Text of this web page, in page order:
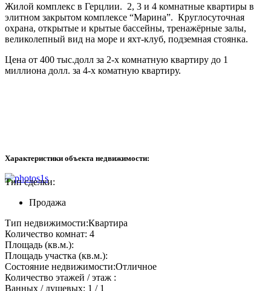
Жилой комплекс в Герцлии. 2, 3 и 4 комнатные квартиры в
элитном закрытом комплексе “Марина”. Круглосуточная
охрана, открытые и крытые бассейны, тренажёрные залы,
великолепный вид на море и яхт-клуб, подземная стоянка.
Цена от 400 тыс.долл за 2-х комнатную квартиру до 1
миллиона долл. за 4-х коматную квартиру.
Характеристики объекта недвижимости:
Тип сделки:
Продажа
Тип недвижимости:Квартира
Количество комнат: 4
Площадь (кв.м.):
Площадь участка (кв.м.):
Состояние недвижимости:Отличное
Количество этажей / этаж :
Ванных / душевых: 1 / 1